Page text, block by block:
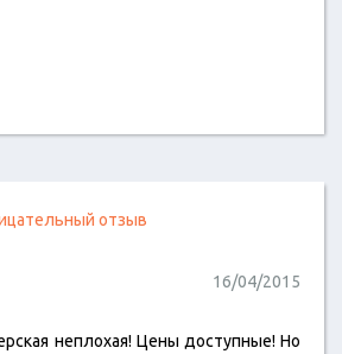
отзыв
16/04/2015
неплохая! Цены доступные! Но